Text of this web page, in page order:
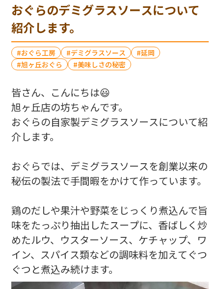
おぐらのデミグラスソースについて
紹介します。
おぐら工房 デミグラスソース
延岡
旭ヶ丘おぐら
美味しさの秘密
皆さん、こんにちは😃
旭ヶ丘店の坊ちゃんです。
おぐらの自家製デミグラスソースについて紹
介します。
おぐらでは、デミグラスソースを創業以来の
秘伝の製法で手間暇をかけて作っています。
鶏のだしや果汁や野菜をじっくり煮込んで旨
味をたっぷり抽出したスープに、香ばしく炒
めたルウ、ウスターソース、ケチャップ、ワ
イン、スパイス類などの調味料を加えてぐつ
ぐつと煮込み続けます。